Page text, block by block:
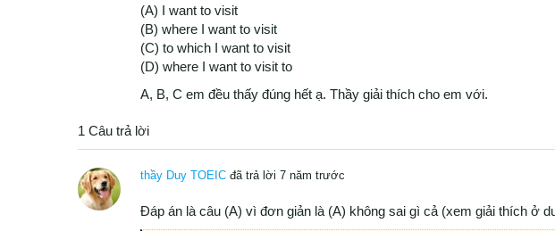
(A) I want to visit
(B) where I want to visit
(C) to which I want to visit
(D) where I want to visit to
A, B, C em đều thấy đúng hết ạ. Thầy giải thích cho em với.
1 Câu trả lời
thầy Duy TOEIC đã trả lời 7 năm trước
Đáp án là câu (A) vì đơn giản là (A) không sai gì cả (xem giải thích ở